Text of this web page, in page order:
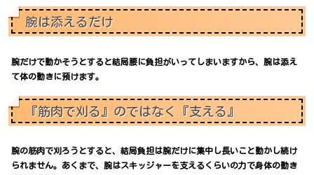
腕は添えるだけ
腕だけで動かそうとすると結局腰に負担がいってしまいますから、腕は添え
て体の動きに預けます。
『筋肉で刈る』のではなく『支える』
腕の筋肉で刈ろうとすると、結局負担は腕だけに集中し長いこと動かし続け
られません。あくまで、腕はスキッジャーを支えるくらいの力で身体の動き